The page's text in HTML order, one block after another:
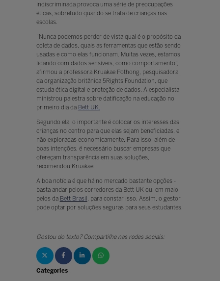
indiscriminada provoca uma série de preocupações
éticas, sobretudo quando se trata de crianças nas
escolas.
“Nunca podemos perder de vista qual é o propósito da
coleta de dados, quais as ferramentas que estão sendo
usadas e como elas funcionam. Muitas vezes, estamos
lidando com dados sensíveis, como comportamento”,
afirmou a professora Kruakae Pothong, pesquisadora
da organização britânica 5Rights Foundation, que
estuda ética digital e proteção de dados. A especialista
ministrou palestra sobre datificação na educação no
primeiro dia da Bett UK.
Segundo ela, o importante é colocar os interesses das
crianças no centro para que elas sejam beneficiadas, e
não exploradas economicamente. Para isso, além de
boas intenções, é necessário buscar empresas que
ofereçam transparência em suas soluções,
recomendou Kruakae.
A boa notícia é que há no mercado bastante opções -
basta andar pelos corredores da Bett UK ou, em maio,
pelos da Bett Brasil , para constar isso. Assim, o gestor
pode optar por soluções seguras para seus estudantes.
Gostou do texto? Compartilhe nas redes sociais:
Categories